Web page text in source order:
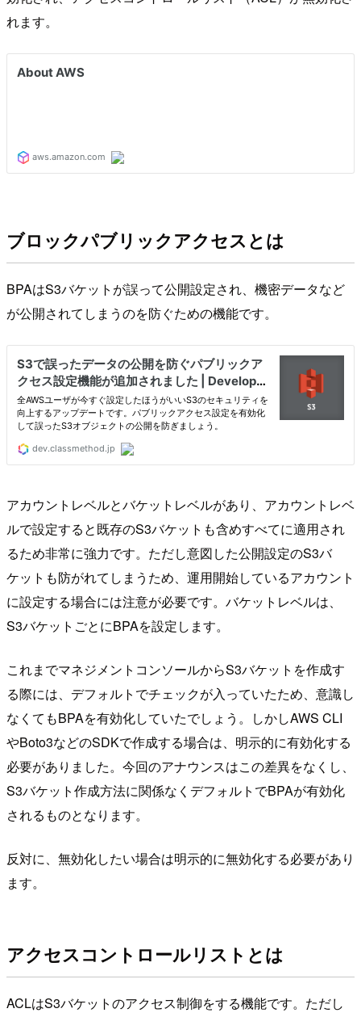
れます。
ブロックパブリックアクセスとは
BPAはS3バケットが誤って公開設定され、機密データなど
が公開されてしまうのを防ぐための機能です。
アカウントレベルとバケットレベルがあり、アカウントレベ
ルで設定すると既存のS3バケットも含めすべてに適用され
るため非常に強力です。ただし意図した公開設定のS3バ
ケットも防がれてしまうため、運用開始しているアカウント
に設定する場合には注意が必要です。バケットレベルは、
S3バケットごとにBPAを設定します。
これまでマネジメントコンソールからS3バケットを作成す
る際には、デフォルトでチェックが入っていたため、意識し
なくてもBPAを有効化していたでしょう。しかしAWS CLI
やBoto3などのSDKで作成する場合は、明示的に有効化する
必要がありました。今回のアナウンスはこの差異をなくし、
S3バケット作成方法に関係なくデフォルトでBPAが有効化
されるものとなります。
反対に、無効化したい場合は明示的に無効化する必要があり
ます。
アクセスコントロールリストとは
ACLはS3バケットのアクセス制御をする機能です。ただし